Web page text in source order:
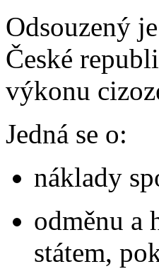
Odsouzený
České
výkonu
Jedná se o:
náklady
odměnu a
státem,